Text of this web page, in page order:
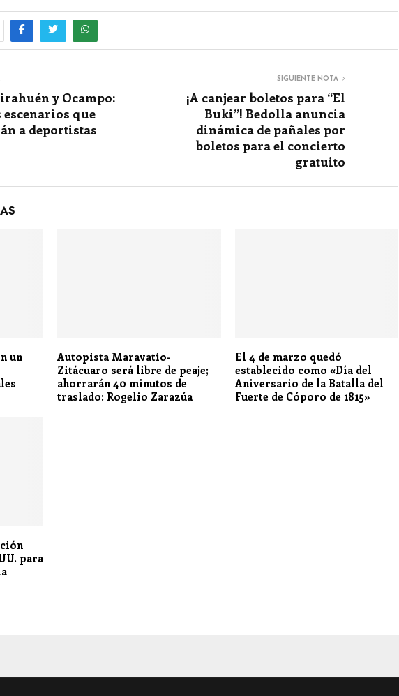
y Ocampo:
escenarios que
a deportistas
SIGUIENTE NOTA
¡A canjear boletos para “El
Buki”! Bedolla anuncia
dinámica de pañales por
boletos para el concierto
gratuito
un
Autopista Maravatío-
Zitácuaro será libre de peaje;
ahorrarán 40 minutos de
traslado: Rogelio Zarazúa
El 4 de marzo quedó
establecido como «Día del
Aniversario de la Batalla del
Fuerte de Cóporo de 1815»
para